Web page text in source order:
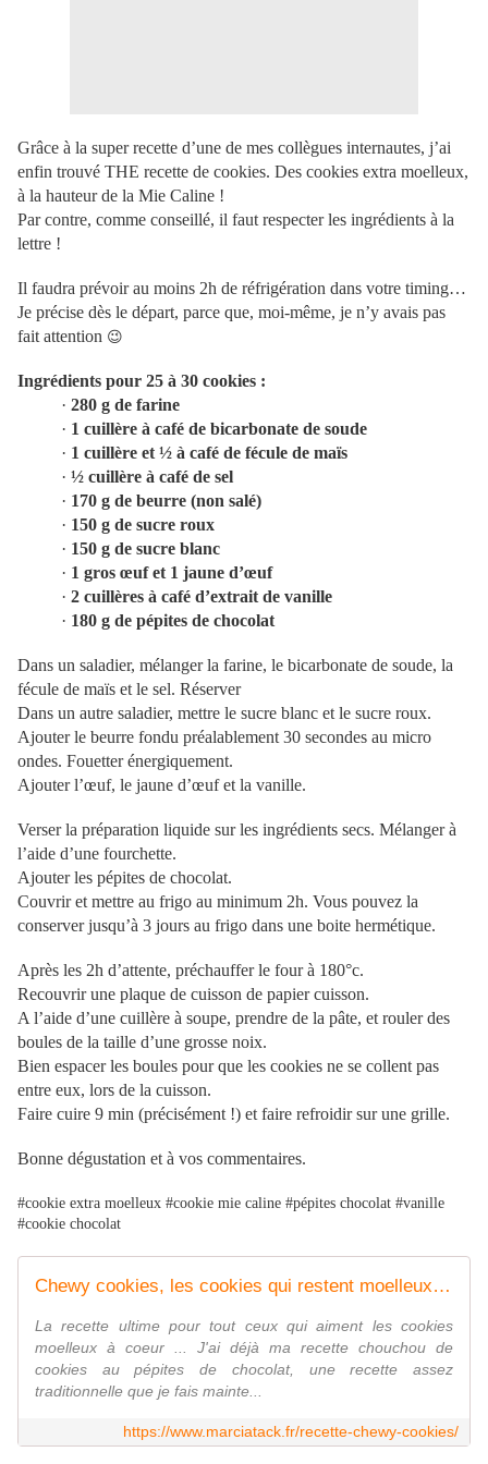
Grâce à la super recette d’une de mes collègues internautes, j’ai
enfin trouvé THE recette de cookies. Des cookies extra moelleux,
à la hauteur de la Mie Caline !
Par contre, comme conseillé, il faut respecter les ingrédients à la
lettre !
Il faudra prévoir au moins 2h de réfrigération dans votre timing…
Je précise dès le départ, parce que, moi-même, je n’y avais pas
fait attention 😉
Ingrédients pour 25 à 30 cookies :
· 280 g de farine
· 1 cuillère à café de bicarbonate de soude
· 1 cuillère et ½ à café de fécule de maïs
· ½ cuillère à café de sel
· 170 g de beurre (non salé)
· 150 g de sucre roux
· 150 g de sucre blanc
· 1 gros œuf et 1 jaune d’œuf
· 2 cuillères à café d’extrait de vanille
· 180 g de pépites de chocolat
Dans un saladier, mélanger la farine, le bicarbonate de soude, la
fécule de maïs et le sel. Réserver
Dans un autre saladier, mettre le sucre blanc et le sucre roux.
Ajouter le beurre fondu préalablement 30 secondes au micro
ondes. Fouetter énergiquement.
Ajouter l’œuf, le jaune d’œuf et la vanille.
Verser la préparation liquide sur les ingrédients secs. Mélanger à
l’aide d’une fourchette.
Ajouter les pépites de chocolat.
Couvrir et mettre au frigo au minimum 2h. Vous pouvez la
conserver jusqu’à 3 jours au frigo dans une boite hermétique.
Après les 2h d’attente, préchauffer le four à 180°c.
Recouvrir une plaque de cuisson de papier cuisson.
A l’aide d’une cuillère à soupe, prendre de la pâte, et rouler des
boules de la taille d’une grosse noix.
Bien espacer les boules pour que les cookies ne se collent pas
entre eux, lors de la cuisson.
Faire cuire 9 min (précisément !) et faire refroidir sur une grille.
Bonne dégustation et à vos commentaires.
#cookie extra moelleux #cookie mie caline #pépites chocolat #vanille
#cookie chocolat
Chewy cookies, les cookies qui restent moelleux longtemps ! - marciatack.fr
La recette ultime pour tout ceux qui aiment les cookies
moelleux à coeur ... J'ai déjà ma recette chouchou de
cookies au pépites de chocolat, une recette assez
traditionnelle que je fais mainte...
https://www.marciatack.fr/recette-chewy-cookies/